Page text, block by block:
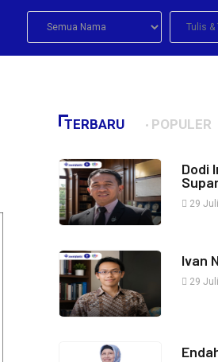
TERBARU POPULER
Dodi
29
Ivan
29